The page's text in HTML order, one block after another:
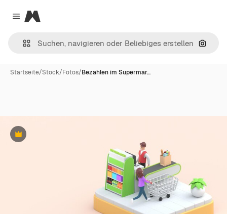
Close menu
Magnific
Nach
Startseite/Stock/Fotos/Bezahlen im Supermar…
Premium